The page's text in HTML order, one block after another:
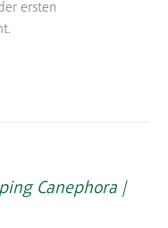
ersten
Canephora |